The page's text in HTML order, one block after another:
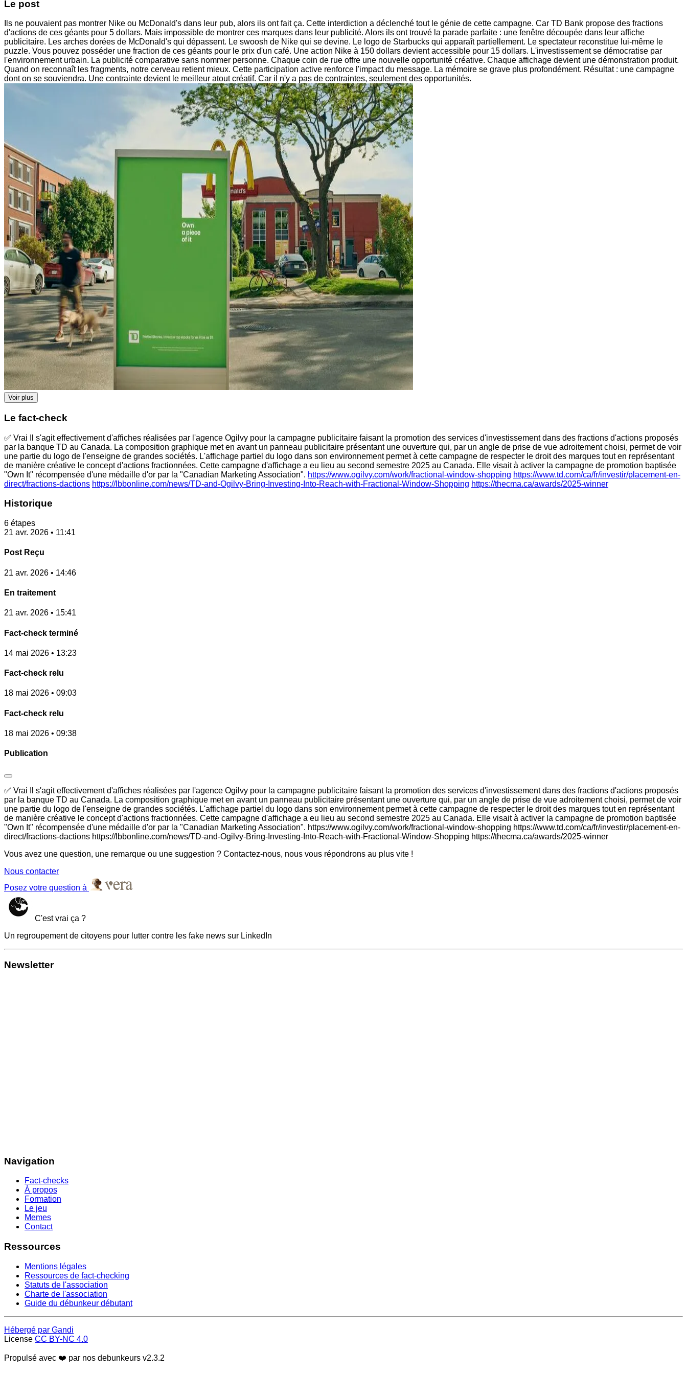
Le post
Ils ne pouvaient pas montrer Nike ou McDonald's dans leur pub, alors ils ont fait ça. Cette interdiction a déclenché tout le génie de cette campagne. Car TD Bank propose des fractions
d'actions de ces géants pour 5 dollars. Mais impossible de montrer ces marques dans leur publicité. Alors ils ont trouvé la parade parfaite : une fenêtre découpée dans leur affiche
publicitaire. Les arches dorées de McDonald's qui dépassent. Le swoosh de Nike qui se devine. Le logo de Starbucks qui apparaît partiellement. Le spectateur reconstitue lui-même le
puzzle. Vous pouvez posséder une fraction de ces géants pour le prix d'un café. Une action Nike à 150 dollars devient accessible pour 15 dollars. L'investissement se démocratise par
l'environnement urbain. La publicité comparative sans nommer personne. Chaque coin de rue offre une nouvelle opportunité créative. Chaque affichage devient une démonstration produit.
Quand on reconnaît les fragments, notre cerveau retient mieux. Cette participation active renforce l'impact du message. La mémoire se grave plus profondément. Résultat : une campagne
dont on se souviendra. Une contrainte devient le meilleur atout créatif. Car il n'y a pas de contraintes, seulement des opportunités.
Voir plus
Le fact-check
✅ Vrai Il s'agit effectivement d'affiches réalisées par l'agence Ogilvy pour la campagne publicitaire faisant la promotion des services d'investissement dans des fractions d'actions proposés
par la banque TD au Canada. La composition graphique met en avant un panneau publicitaire présentant une ouverture qui, par un angle de prise de vue adroitement choisi, permet de voir
une partie du logo de l'enseigne de grandes sociétés. L'affichage partiel du logo dans son environnement permet à cette campagne de respecter le droit des marques tout en représentant
de manière créative le concept d'actions fractionnées. Cette campagne d'affichage a eu lieu au second semestre 2025 au Canada. Elle visait à activer la campagne de promotion baptisée
"Own It" récompensée d'une médaille d'or par la "Canadian Marketing Association". https://www.ogilvy.com/work/fractional-window-shopping https://www.td.com/ca/fr/investir/placement-en-
direct/fractions-dactions https://lbbonline.com/news/TD-and-Ogilvy-Bring-Investing-Into-Reach-with-Fractional-Window-Shopping https://thecma.ca/awards/2025-winner
Historique
6 étapes
21 avr. 2026 • 11:41
Post Reçu
21 avr. 2026 • 14:46
En traitement
21 avr. 2026 • 15:41
Fact-check terminé
14 mai 2026 • 13:23
Fact-check relu
18 mai 2026 • 09:03
Fact-check relu
18 mai 2026 • 09:38
Publication
✅ Vrai Il s'agit effectivement d'affiches réalisées par l'agence Ogilvy pour la campagne publicitaire faisant la promotion des services d'investissement dans des fractions d'actions proposés
par la banque TD au Canada. La composition graphique met en avant un panneau publicitaire présentant une ouverture qui, par un angle de prise de vue adroitement choisi, permet de voir
une partie du logo de l'enseigne de grandes sociétés. L'affichage partiel du logo dans son environnement permet à cette campagne de respecter le droit des marques tout en représentant
de manière créative le concept d'actions fractionnées. Cette campagne d'affichage a eu lieu au second semestre 2025 au Canada. Elle visait à activer la campagne de promotion baptisée
"Own It" récompensée d'une médaille d'or par la "Canadian Marketing Association". https://www.ogilvy.com/work/fractional-window-shopping https://www.td.com/ca/fr/investir/placement-en-
direct/fractions-dactions https://lbbonline.com/news/TD-and-Ogilvy-Bring-Investing-Into-Reach-with-Fractional-Window-Shopping https://thecma.ca/awards/2025-winner
Vous avez une question, une remarque ou une suggestion ? Contactez-nous, nous vous répondrons au plus vite !
Nous contacter
Posez votre question à
C'est vrai ça ?
Un regroupement de citoyens pour lutter contre les fake news sur LinkedIn
Newsletter
Navigation
Fact-checks
À propos
Formation
Le jeu
Memes
Contact
Ressources
Mentions légales
Ressources de fact-checking
Statuts de l'association
Charte de l'association
Guide du débunkeur débutant
Hébergé par Gandi
License CC BY-NC 4.0
Propulsé avec ❤️ par nos debunkeurs v2.3.2